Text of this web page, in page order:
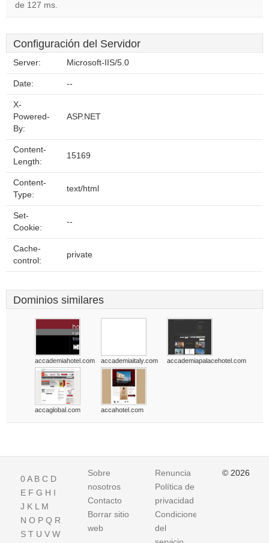
de 127 ms.
Configuración del Servidor
Server: Microsoft-IIS/5.0
Date: --
X-
Powered-
By:
ASP.NET
Content-
Length:
15169
Content-
Type:
text/html
Set-
Cookie:
--
Cache-
control:
private
Dominios similares
accademiahotel.com accademiaitaly.com accademiapalacehotel.com
accaglobal.com accahotel.com
0A B C D
E F G H I
J K L M
N O P Q R
S T U V W
Sobre
nosotros
Contacto
Borrar sitio
web
Renuncia
Política de
privacidad
Condiciones
del
© 2026